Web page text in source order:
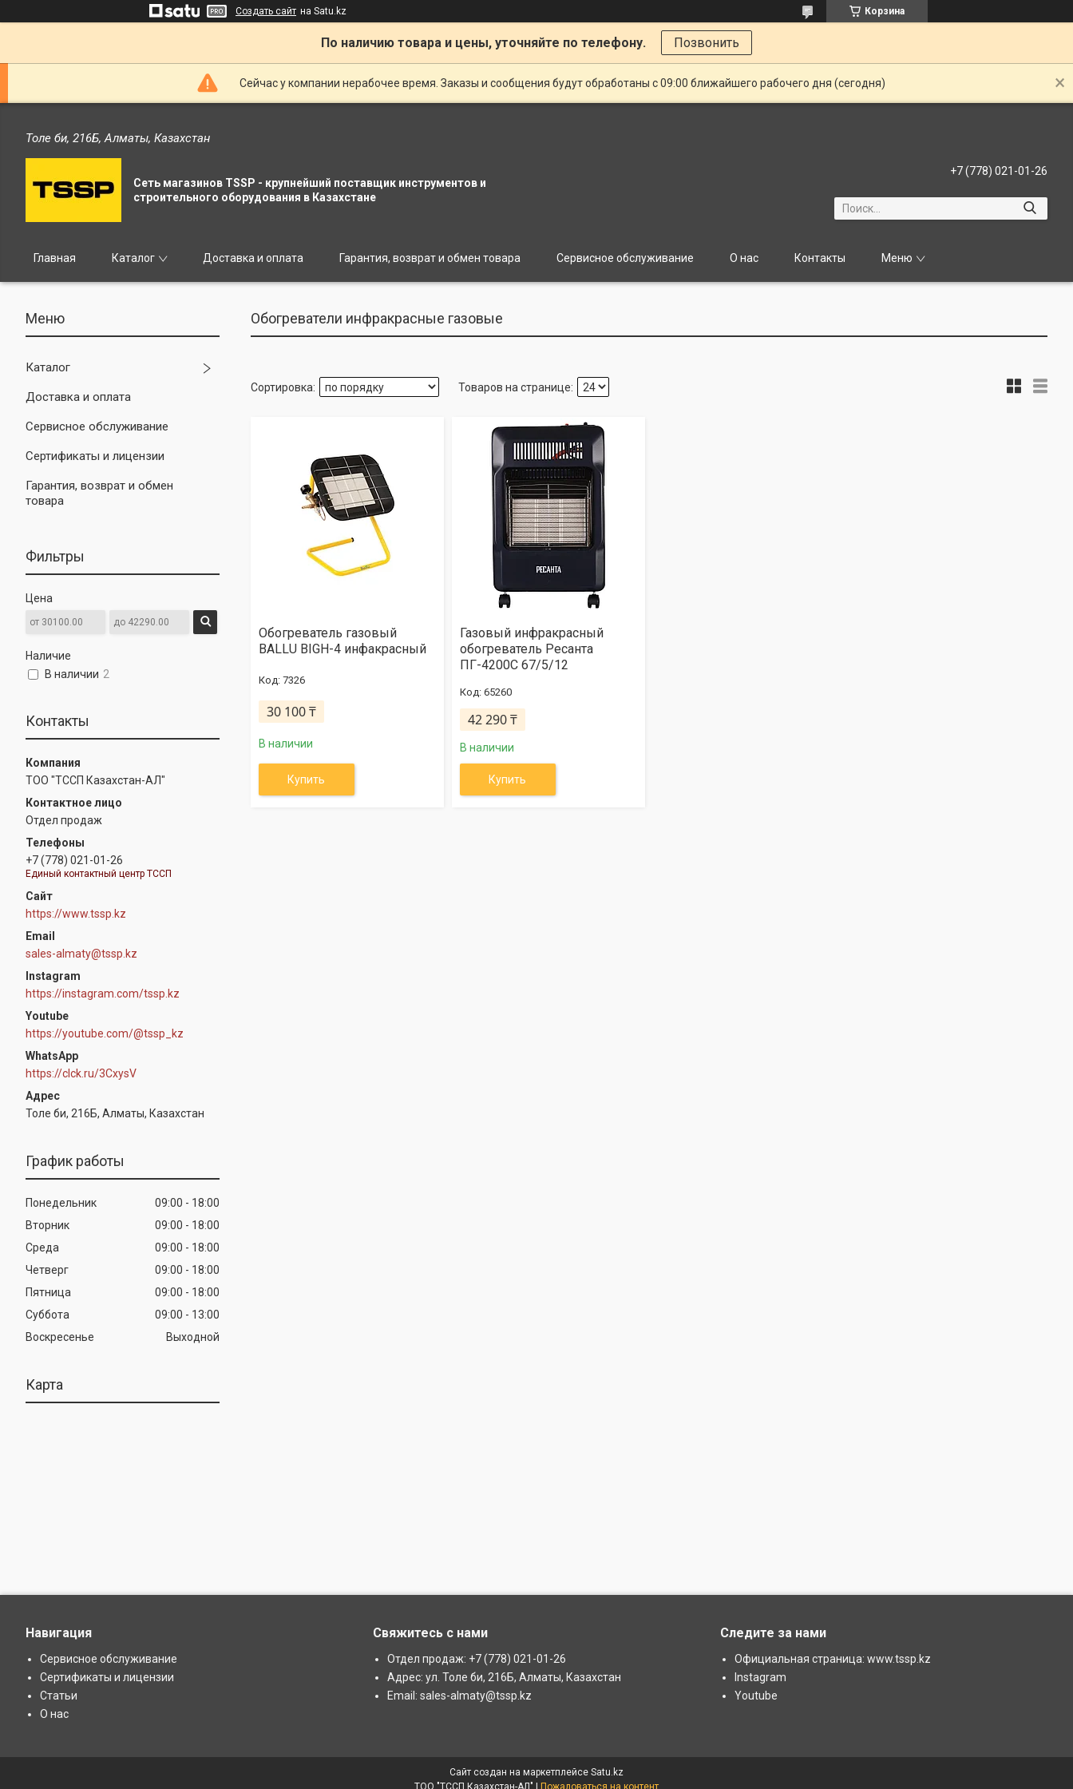
Создать сайт на Satu.kz Корзина
По наличию товара и цены, уточняйте по телефону. Позвонить
Сейчас у компании нерабочее время. Заказы и сообщения будут обработаны с 09:00 ближайшего рабочего дня (сегодня)
Толе би, 216Б, Алматы, Казахстан
Сеть магазинов TSSP - крупнейший поставщик инструментов и
строительного оборудования в Казахстане
+7 (778) 021-01-26
Главная Каталог Доставка и оплата Гарантия, возврат и обмен товара Сервисное обслуживание О нас Контакты Меню
Каталог
Доставка и оплата
Сервисное обслуживание
Сертификаты и лицензии
Гарантия, возврат и обмен
товара
Фильтры
Цена
Наличие
В наличии 2
Контакты
ТОО "ТССП Казахстан-АЛ"
Отдел продаж
+7 (778) 021-01-26
Единый контактный центр ТССП
https://www.tssp.kz
sales-almaty@tssp.kz
Instagram
https://instagram.com/tssp.kz
Youtube
https://youtube.com/@tssp_kz
WhatsApp
https://clck.ru/3CxysV
Толе би, 216Б, Алматы, Казахстан
График работы
Понедельник 09:00
18:00
Вторник
09:00
18:00
Среда
09:00
18:00
Четверг
09:00
18:00
Пятница
09:00
18:00
Суббота
09:00
13:00
Воскресенье
Выходной
Карта
Обогреватели инфракрасные газовые
Обогреватель газовый
BALLU BIGH-4 инфакрасный
7326
30 100 ₸
В наличии
Купить
Газовый инфракрасный
обогреватель Ресанта
ПГ-4200С 67/5/12
65260
42 290 ₸
В наличии
Купить
Навигация
Сервисное обслуживание
Сертификаты и лицензии
Статьи
О нас
Свяжитесь с нами
Отдел продаж: +7 (778) 021-01-26
Адрес: ул. Толе би, 216Б, Алматы, Казахстан
Email: sales-almaty@tssp.kz
Следите за нами
Официальная страница: www.tssp.kz
Instagram
Youtube
Сайт создан на маркетплейсе Satu.kz
ТОО "ТССП Казахстан-АЛ" | Пожаловаться на контент